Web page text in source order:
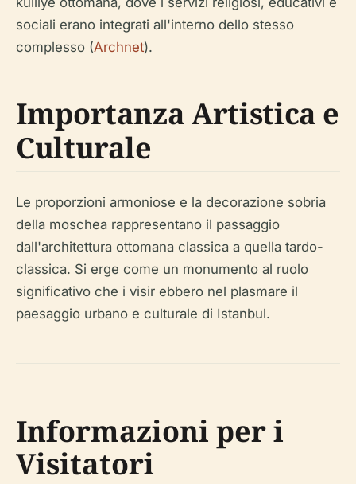
sociali erano integrati all'interno dello stesso
complesso (Archnet).
Importanza Artistica e
Culturale
Le proporzioni armoniose e la decorazione sobria
della moschea rappresentano il passaggio
dall'architettura ottomana classica a quella tardo-
classica. Si erge come un monumento al ruolo
significativo che i visir ebbero nel plasmare il
paesaggio urbano e culturale di Istanbul.
Informazioni per i
Visitatori